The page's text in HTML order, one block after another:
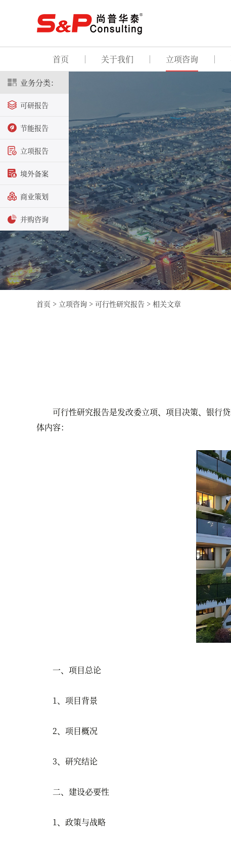
业务分类：
可研报告
节能报告
立项报告
境外备案
商业策划
并购咨询
首页 关于我们 立项咨询
首页 > 立项咨询 > 可行性研究报告 > 相关文章
可行性研究报告是发改委立项、项目决策、银行贷
体内容：
一、项目总论
1、项目背景
2、项目概况
3、研究结论
二、建设必要性
1、政策与战略